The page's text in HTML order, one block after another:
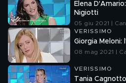
Elena
Nigiotti
05 giu 2021 |
VERISSIMO
Giorgia Meloni:
08 mag 2021 |
VERISSIMO
Tania